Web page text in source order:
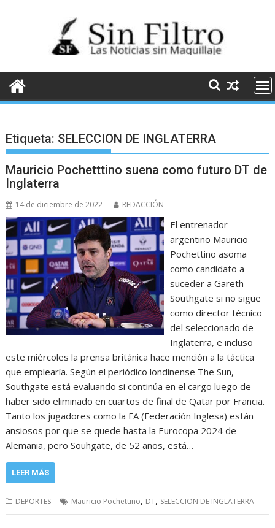
Etiqueta: SELECCION DE INGLATERRA
Mauricio Pochetttino suena como futuro DT de
Inglaterra
14 de diciembre de 2022 REDACCIÓN
El entrenador
argentino Mauricio
Pochettino asoma
como candidato a
suceder a Gareth
Southgate si no sigue
como director técnico
del seleccionado de
Inglaterra, e incluso
este miércoles la prensa británica hace mención a la táctica
que emplearía. Según el periódico londinense The Sun,
Southgate está evaluando si continúa en el cargo luego de
haber sido eliminado en cuartos de final de Qatar por Francia.
Tanto los jugadores como la FA (Federación Inglesa) están
ansiosos por que se quede hasta la Eurocopa 2024 de
Alemania, pero Souhgate, de 52 años, está…
LEER MÁS
DEPORTES Mauricio Pochettino, DT, SELECCION DE INGLATERRA